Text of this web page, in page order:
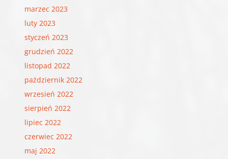
marzec 2023
luty 2023
styczeń 2023
grudzień 2022
listopad 2022
październik 2022
wrzesień 2022
sierpień 2022
lipiec 2022
czerwiec 2022
maj 2022